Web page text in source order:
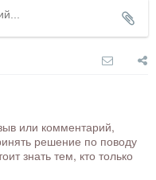
или комментарий,
решение по поводу
знать тем, кто только